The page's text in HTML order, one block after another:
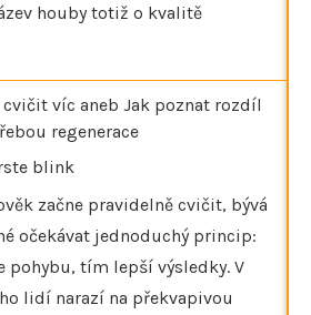
houby totiž o kvalitě
cvičit víc aneb Jak poznat rozdíl
regenerace
blink
začne pravidelně cvičit, bývá
očekávat jednoduchý princip:
pohybu, tím lepší výsledky. V
lidí narazí na překvapivou